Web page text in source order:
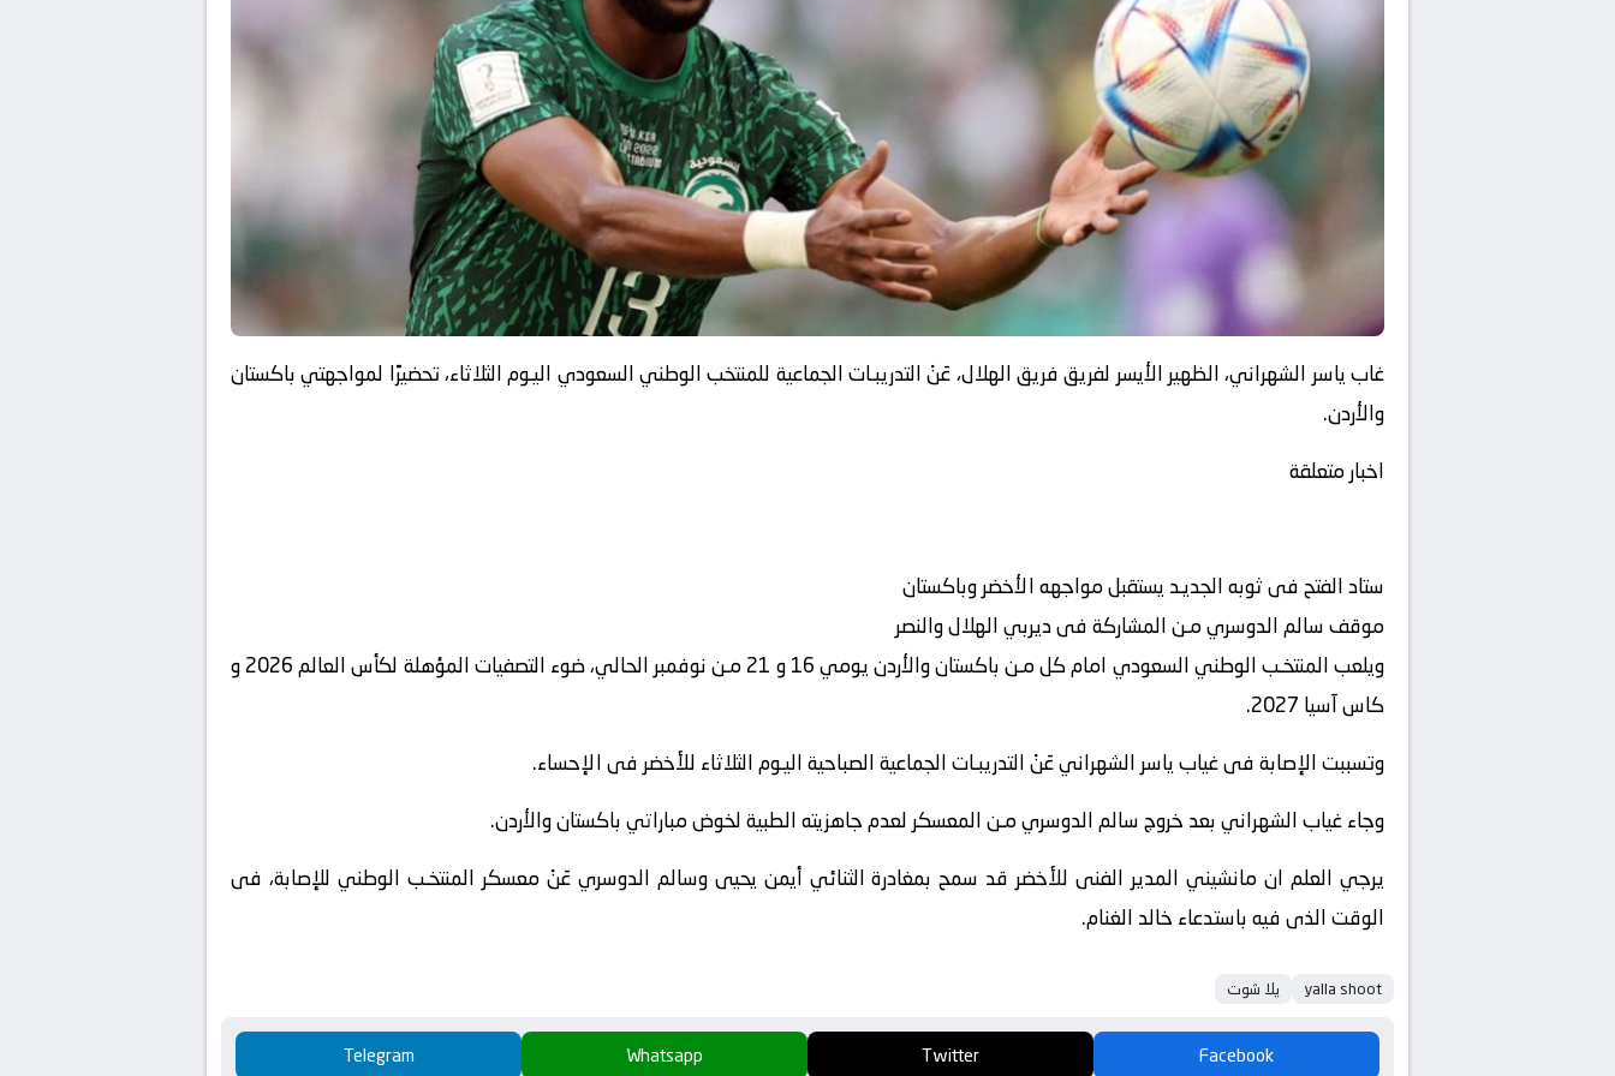
غاب ياسر الشهراني، الظهير الأيسر لفريق فريق الهلال، عَنْ التدريبـات الجماعية للمنتخب الوطني السعودي اليـوم الثلاثاء، تحضيرًا لمواجهتي باكستان
والأردن.
اخبار متعلقة
ستاد الفتح فى ثوبه الجديـد يستقبل مواجهه الأخضر وباكستان
موقف سالم الدوسري مـن المشاركة فى ديربي الهلال والنصر
ويلعب المنتخـب الوطني السعودي امام كل مـن باكستان والأردن يومي 16 و 21 مـن نوفمبر الحالي، ضوء التصفيات المؤهلة لكأس العالم 2026 و
كاس آسيا 2027.
وتسببت الإصابة فى غياب ياسر الشهراني عَنْ التدريبـات الجماعية الصباحية اليـوم الثلاثاء للأخضر فى الإحساء.
وجاء غياب الشهراني بعد خروج سالم الدوسري مـن المعسكر لعدم جاهزيته الطبية لخوض مباراتي باكستان والأردن.
يرجي العلم ان مانشيني المدير الفنى للأخضر قد سمح بمغادرة الثنائي أيمن يحيى وسالم الدوسري عَنْ معسكر المنتخـب الوطني للإصابة، فى
الوقت الذى فيه باستدعاء خالد الغنام.
yalla shoot يلا شوت
Facebook
Twitter
Whatsapp
Telegram